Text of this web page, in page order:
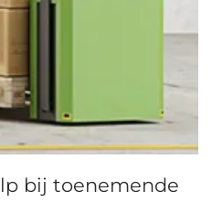
bij toenemende